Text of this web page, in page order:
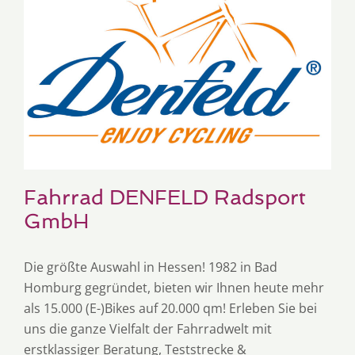
Fahrrad DENFELD Radsport
GmbH
Die größte Auswahl in Hessen! 1982 in Bad
Homburg gegründet, bieten wir Ihnen heute mehr
als 15.000 (E-)Bikes auf 20.000 qm! Erleben Sie bei
uns die ganze Vielfalt der Fahrradwelt mit
erstklassiger Beratung, Teststrecke &